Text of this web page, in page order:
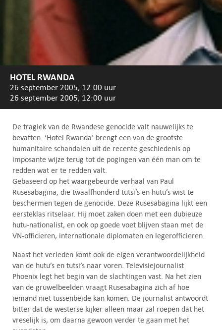
HOTEL RWANDA
26 september 2005, 12:00 uur
26 september 2005, 12:00 uur
De tragiek van de Rwandese genocide valt nauwelijks te
bevatten. ‘Hotel Rwanda’ brengt een van de grootste
humanitaire schandalen uit de recente geschiedenis op
imposante wijze terug tot de pogingen van één man om te
redden wat er te redden valt.
Gebaseerd op het waargebeurde verhaal van Paul
Rusesabagina, die twaalfhonderd tutsi’s en hutu’s wist te
beschermen tegen de genocide. Deze Rusesabagina lijkt een
eersteklas ritselaar. Hij moet zaken doen met een dubieuze
hutu-nationalist, en ook op goede voet blijven staan met de
VN-officieren, internationale diplomaten en legerofficieren.
Naast het verleden komt ook de eigen verantwoordelijkheid
van de hutu’s en tutsi’s naar voren. Televisiejournalist
Phoenix legt het begin van de slachtingen vast. Na het zien
van de gruwelbeelden vraagt Rusesabagina zich af hoe
iemand niet tussenbeide kan komen. De journalist antwoordt
bitter dat de westerse kijker alleen maar zal roepen dat het
vreselijk is, om daarna gewoon verder te gaan met het